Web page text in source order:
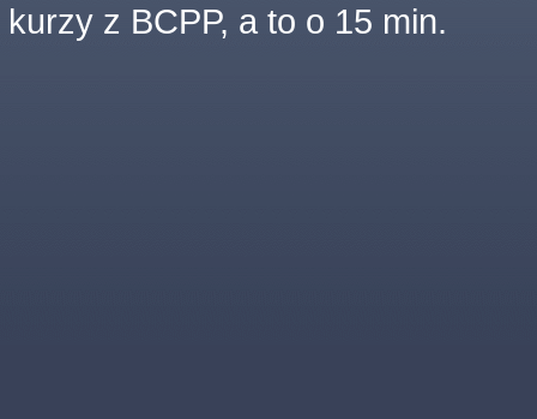
kurzy z BCPP, a to o 15 min.